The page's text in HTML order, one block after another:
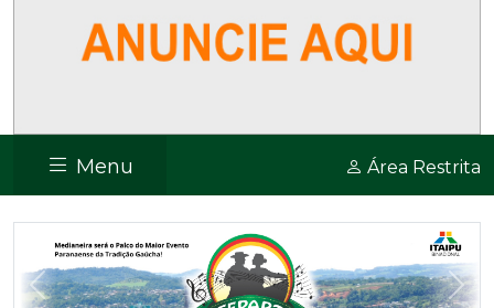
Menu Área Restrita
Previous